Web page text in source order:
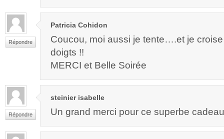
Répondre
Patricia Cohidon
Coucou, moi aussi je tente….et je
doigts !!
MERCI et Belle Soirée
Répondre
steinier isabelle
Un grand merci pour ce superbe